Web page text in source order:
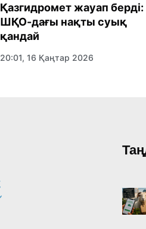
Қазгидромет жауап берді:
ШҚО-дағы нақты суық
қандай
20:01, 16 Қаңтар 2026